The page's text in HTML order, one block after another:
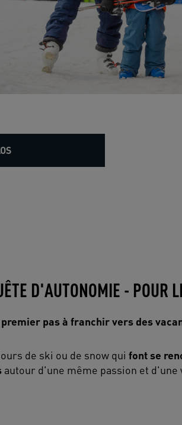
D'AUTONOMIE - POUR
pas à franchir vers des
de ski ou de snow qui font se
autour d'une même passion et